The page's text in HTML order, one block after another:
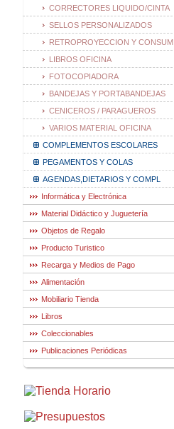
CORRECTORES LIQUIDO/CINTA
SELLOS PERSONALIZADOS
RETROPROYECCION Y CONSUM.
LIBROS OFICINA
FOTOCOPIADORA
BANDEJAS Y PORTABANDEJAS
CENICEROS / PARAGUEROS
VARIOS MATERIAL OFICINA
COMPLEMENTOS ESCOLARES
PEGAMENTOS Y COLAS
AGENDAS,DIETARIOS Y COMPL
Informática y Electrónica
Material Didáctico y Juguetería
Objetos de Regalo
Producto Turistico
Recarga y Medios de Pago
Alimentación
Mobiliario Tienda
Libros
Coleccionables
Publicaciones Periódicas